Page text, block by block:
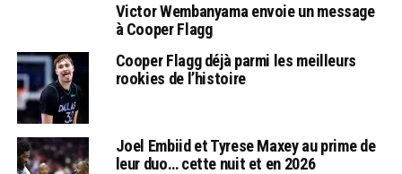
Victor Wembanyama envoie un message
à Cooper Flagg
Cooper Flagg déjà parmi les meilleurs
rookies de l’histoire
Joel Embiid et Tyrese Maxey au prime de
leur duo… cette nuit et en 2026